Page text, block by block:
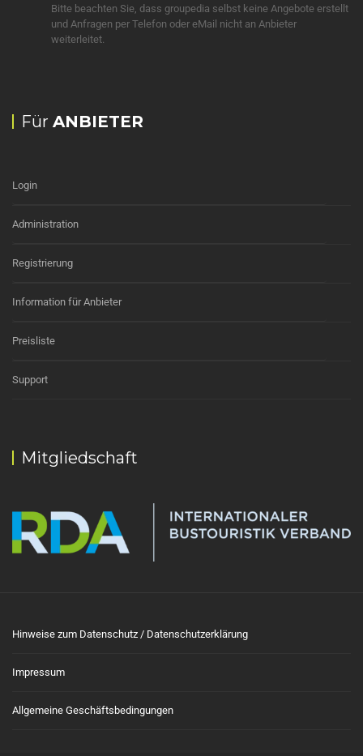
Bitte beachten Sie, dass groupedia selbst keine Angebote erstellt
und Anfragen per Telefon oder eMail nicht an Anbieter
weiterleitet.
Für ANBIETER
Login
Administration
Registrierung
Information für Anbieter
Preisliste
Support
Mitgliedschaft
Hinweise zum Datenschutz / Datenschutzerklärung
Impressum
Allgemeine Geschäftsbedingungen